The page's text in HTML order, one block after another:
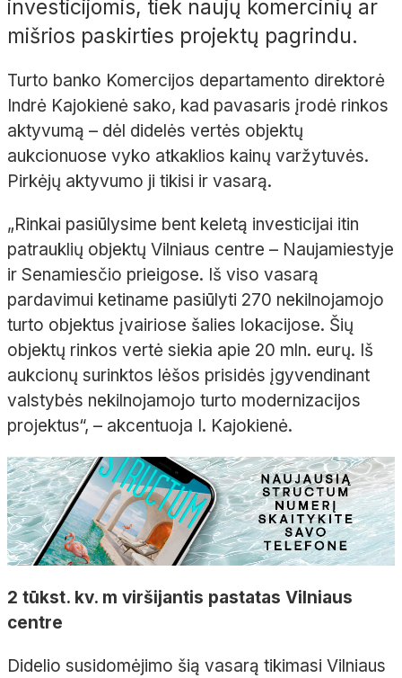
investicijomis, tiek naujų komercinių ar
mišrios paskirties projektų pagrindu.
Turto banko Komercijos departamento direktorė
Indrė Kajokienė sako, kad pavasaris įrodė rinkos
aktyvumą – dėl didelės vertės objektų
aukcionuose vyko atkaklios kainų varžytuvės.
Pirkėjų aktyvumo ji tikisi ir vasarą.
„Rinkai pasiūlysime bent keletą investicijai itin
patrauklių objektų Vilniaus centre – Naujamiestyje
ir Senamiesčio prieigose. Iš viso vasarą
pardavimui ketiname pasiūlyti 270 nekilnojamojo
turto objektus įvairiose šalies lokacijose. Šių
objektų rinkos vertė siekia apie 20 mln. eurų. Iš
aukcionų surinktos lėšos prisidės įgyvendinant
valstybės nekilnojamojo turto modernizacijos
projektus“, – akcentuoja I. Kajokienė.
2 tūkst. kv. m viršijantis pastatas Vilniaus
centre
Didelio susidomėjimo šią vasarą tikimasi Vilniaus